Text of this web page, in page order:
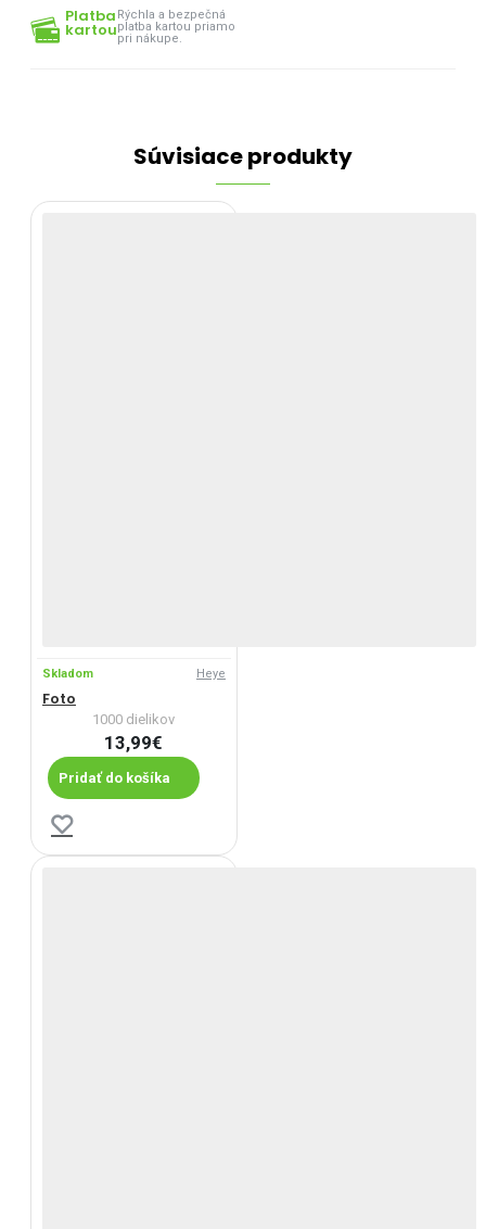
Platba
kartou
Rýchla a bezpečná
platba kartou priamo
pri nákupe.
Súvisiace produkty
Skladom Heye
Foto
1000 dielikov
13,99€
Pridať do košíka